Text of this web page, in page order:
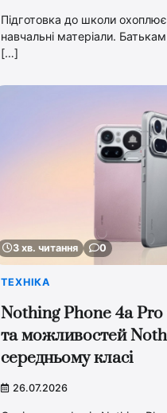
Підготовка до школи
навчальні матеріали.
[…]
3 хв. читання 0
ТЕХНІКА
Nothing Phone 4a
та можливостей
середньому класі
26.07.2026